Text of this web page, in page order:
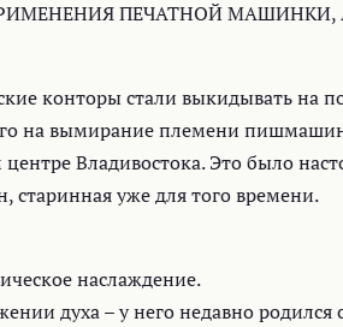
ПЕЧАТНОЙ МАШИНКИ,
конторы стали выкидывать на
на вымирание племени
Владивостока. Это было
уже для того времени.
наслаждение.
духа – у него недавно родился